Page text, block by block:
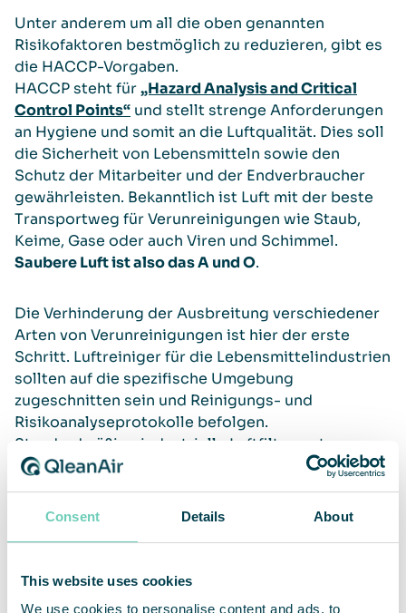
Consent Details About
This website uses cookies
We use cookies to personalise content and ads, to
Unter anderem um all die oben genannten
Risikofaktoren bestmöglich zu reduzieren, gibt es
die HACCP-Vorgaben.
HACCP steht für„Hazard Analysis and Critical
Control Points“ und stellt strenge Anforderungen
an Hygiene und somit an die Luftqualität. Dies soll
die Sicherheit von Lebensmitteln sowie den
Schutz der Mitarbeiter und der Endverbraucher
gewährleisten. Bekanntlich ist Luft mit der beste
Transportweg für Verunreinigungen wie Staub,
Keime, Gase oder auch Viren und Schimmel.
Saubere Luft ist also das A und O.
Die Verhinderung der Ausbreitung verschiedener
Arten von Verunreinigungen ist hier der erste
Schritt. Luftreiniger für die Lebensmittelindustrien
sollten auf die spezifische Umgebung
zugeschnitten sein und Reinigungs- und
Risikoanalyseprotokolle befolgen.
Standardmäßige industrielle Luftfiltersysteme
können zwar bestimmte Arten von Partikeln
effizient herausfiltern, versagen aber in anderen
Sicherheitskategorien, was die Maschine selbst
Unser speziell für Lebensmittelproduktionen
designter FS 70 FG wurde in enger